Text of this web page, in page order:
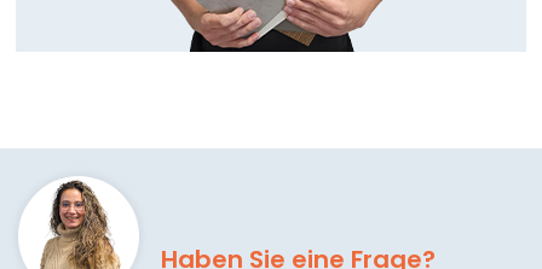
Haben Sie eine Frage?